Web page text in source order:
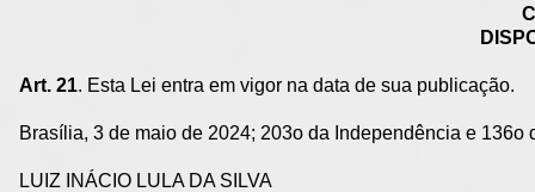
Art. 21. Esta Lei entra em vigor na data de sua publicação.
Brasília, 3 de maio de 2024; 203o da Independência e 136o
LUIZ INÁCIO LULA DA SILVA